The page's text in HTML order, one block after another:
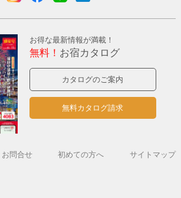
お得な最新情報が満載！
無料！ お宿カタログ
カタログのご案内
無料カタログ請求
お問合せ 初めての方へ
サイトマップ